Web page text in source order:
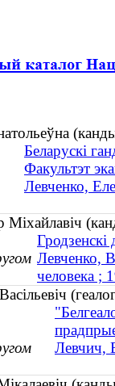
Беларускі
Факультэт
Левченко,
Міхайлавіч
Левченко,
человека ;
Левчич,